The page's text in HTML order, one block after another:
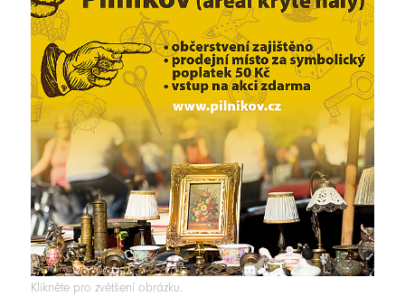
Klikněte pro zvětšení obrázku.